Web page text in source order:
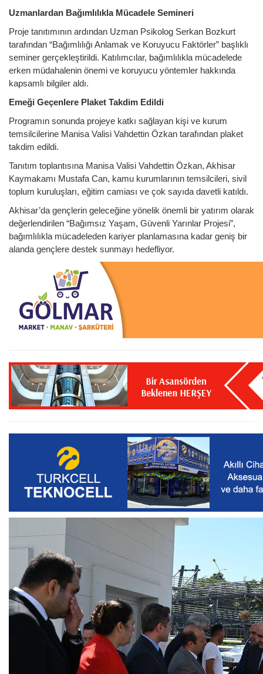
Uzmanlardan Bağımlılıkla Mücadele Semineri
Proje tanıtımının ardından Uzman Psikolog Serkan Bozkurt
tarafından “Bağımlılığı Anlamak ve Koruyucu Faktörler” başlıklı
seminer gerçekleştirildi. Katılımcılar, bağımlılıkla mücadelede
erken müdahalenin önemi ve koruyucu yöntemler hakkında
kapsamlı bilgiler aldı.
Emeği Geçenlere Plaket Takdim Edildi
Programın sonunda projeye katkı sağlayan kişi ve kurum
temsilcilerine Manisa Valisi Vahdettin Özkan tarafından plaket
takdim edildi.
Tanıtım toplantısına Manisa Valisi Vahdettin Özkan, Akhisar
Kaymakamı Mustafa Can, kamu kurumlarının temsilcileri, sivil
toplum kuruluşları, eğitim camiası ve çok sayıda davetli katıldı.
Akhisar’da gençlerin geleceğine yönelik önemli bir yatırım olarak
değerlendirilen “Bağımsız Yaşam, Güvenli Yarınlar Projesi”,
bağımlılıkla mücadeleden kariyer planlamasına kadar geniş bir
alanda gençlere destek sunmayı hedefliyor.